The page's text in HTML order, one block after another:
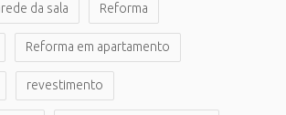
da sala Reforma
Reforma em apartamento
revestimento